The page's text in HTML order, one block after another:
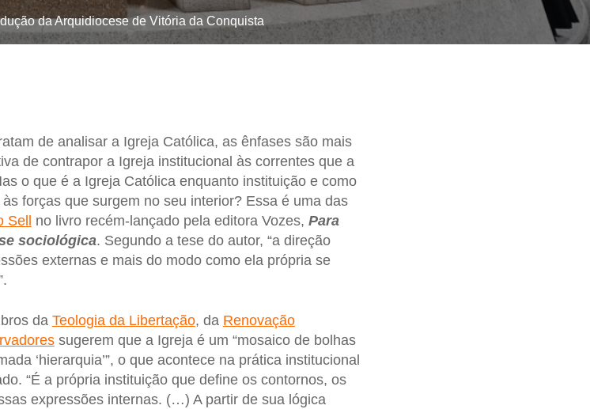
da Arquidiocese de Vitória da Conquista
de analisar a Igreja Católica, as ênfases são mais
de contrapor a Igreja institucional às correntes que a
o que é a Igreja Católica enquanto instituição e como
forças que surgem no seu interior? Essa é uma das
Sell no livro recém-lançado pela editora Vozes, Para
sociológica. Segundo a tese do autor, “a direção
externas e mais do modo como ela própria se
da Teologia da Libertação, da Renovação
sugerem que a Igreja é um “mosaico de bolhas
‘hierarquia’”, o que acontece na prática institucional
“É a própria instituição que define os contornos, os
expressões internas. (…) A partir de sua lógica